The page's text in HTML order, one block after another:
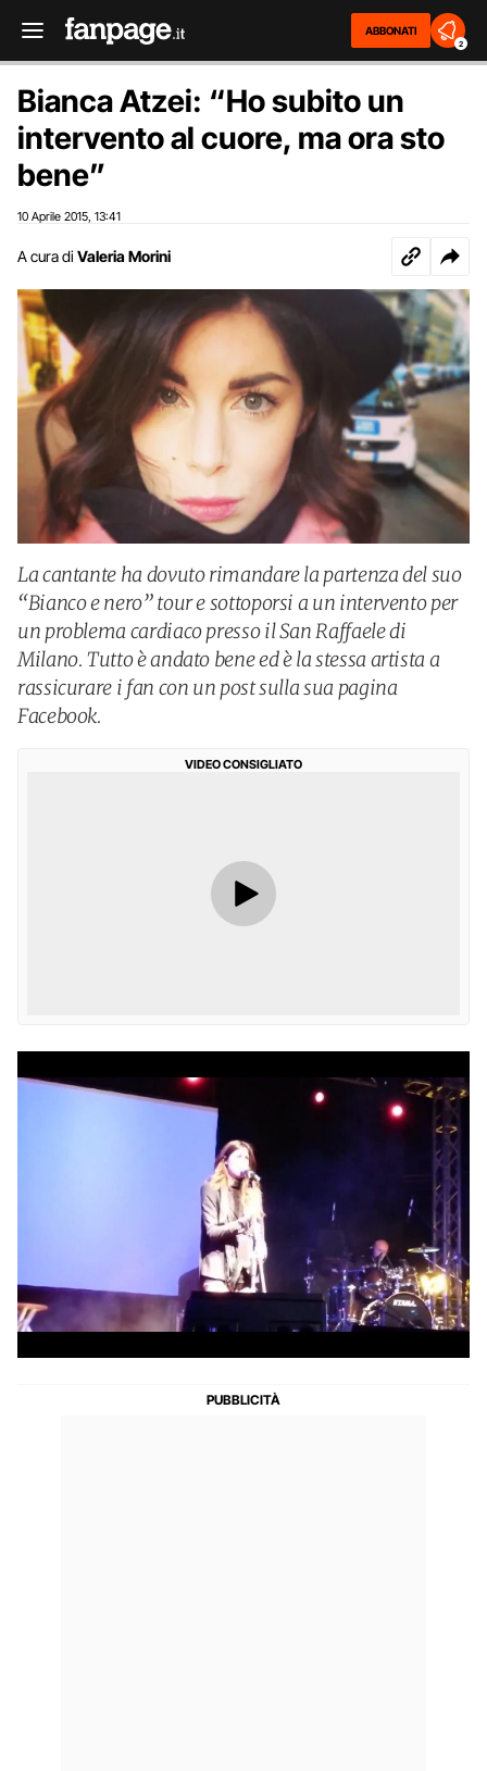
ABBONATI
2
Bianca Atzei: “Ho subito un
intervento al cuore, ma ora sto
bene”
10 Aprile 2015 13:41
A cura di Valeria Morini
La cantante ha dovuto rimandare la partenza del suo
“Bianco e nero” tour e sottoporsi a un intervento per
un problema cardiaco presso il San Raffaele di
Milano. Tutto è andato bene ed è la stessa artista a
rassicurare i fan con un post sulla sua pagina
Facebook.
VIDEO CONSIGLIATO